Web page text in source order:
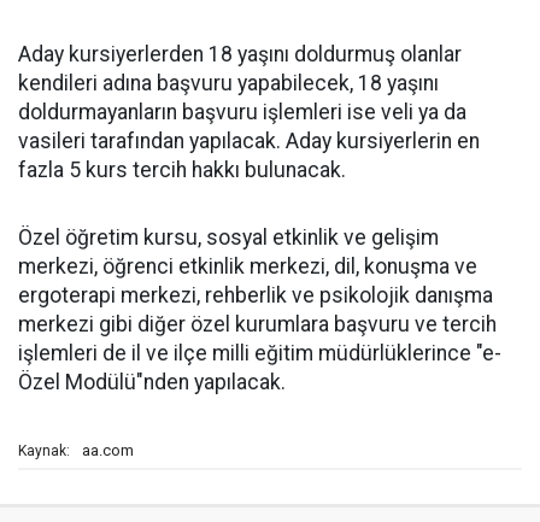
Aday kursiyerlerden 18 yaşını doldurmuş olanlar
kendileri adına başvuru yapabilecek, 18 yaşını
doldurmayanların başvuru işlemleri ise veli ya da
vasileri tarafından yapılacak. Aday kursiyerlerin en
fazla 5 kurs tercih hakkı bulunacak.
Özel öğretim kursu, sosyal etkinlik ve gelişim
merkezi, öğrenci etkinlik merkezi, dil, konuşma ve
ergoterapi merkezi, rehberlik ve psikolojik danışma
merkezi gibi diğer özel kurumlara başvuru ve tercih
işlemleri de il ve ilçe milli eğitim müdürlüklerince "e-
Özel Modülü"nden yapılacak.
Kaynak: aa.com